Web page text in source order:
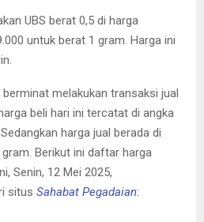
UBS berat 0,5 di harga
untuk berat 1 gram. Harga ini
melakukan transaksi jual
beli hari ini tercatat di angka
harga jual berada di
Berikut ini daftar harga
Senin, 12 Mei 2025,
situs Sahabat Pegadaian: